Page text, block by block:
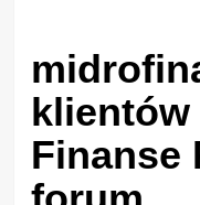
Finanse